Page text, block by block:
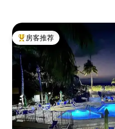
热门「房客推荐」
房客推荐